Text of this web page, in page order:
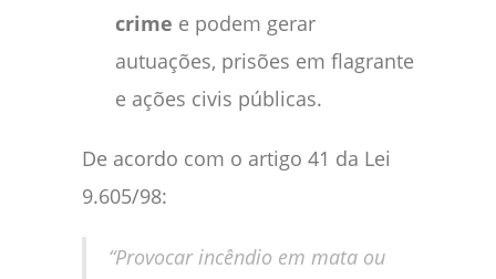
crime e podem gerar
autuações, prisões em flagrante
e ações civis públicas.
De acordo com o artigo 41 da Lei
9.605/98:
“Provocar incêndio em mata ou